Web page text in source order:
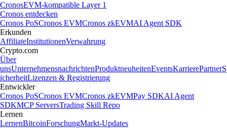
CronosEVM-kompatible Layer 1
Cronos entdecken
Cronos PoSCronos EVMCronos zkEVMAI Agent SDK
Erkunden
AffiliateInstitutionenVerwahrung
Crypto.com
Über
unsUnternehmensnachrichtenProduktneuheitenEventsKarrierePartnerS
icherheitLizenzen & Registrierung
Entwickler
Cronos PoSCronos EVMCronos zkEVMPay SDKAI Agent
SDKMCP ServersTrading Skill Repo
Lernen
LernenBitcoinForschungMarkt-Updates